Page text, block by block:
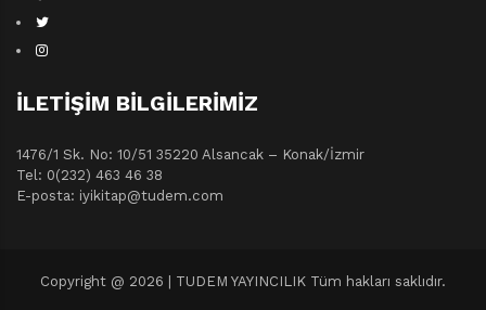
İLETIŞIM BILGILERIMIZ
1476/1 Sk. No: 10/51 35220 Alsancak – Konak/İzmir
Tel: 0(232) 463 46 38
E-posta: iyikitap@tudem.com
Copyright @ 2026 | TUDEM YAYINCILIK Tüm hakları saklıdır.